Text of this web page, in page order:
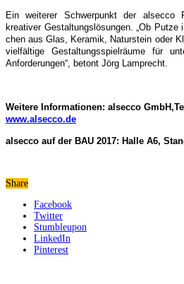
Ein weiterer Schwerpunkt der alsecco
kreativer Gestaltungslösungen. „Ob
chen aus Glas, Ke­ramik, Na­turstein oder
viel­fältige Gestaltungsspielräume für
Anforderungen“, betont Jörg Lamprecht.
Weitere Informationen: alsecco GmbH,
www.alsecco.de
alsecco aufder BAU 2017: Halle A6,
Share
Facebook
Twitter
Stumbleupon
LinkedIn
Pinterest